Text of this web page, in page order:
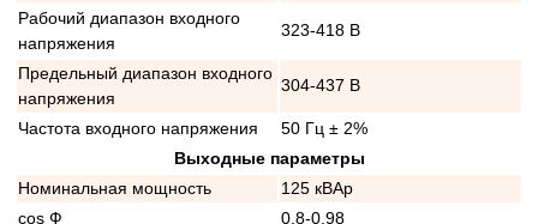
Рабочий диапазон входного
напряжения
323-418 В
Предельный диапазон входного
напряжения
304-437 В
Частота входного напряжения
50 Гц ± 2%
Выходные параметры
Номинальная мощность
125 кВАр
cos Ф
0,8-0,98